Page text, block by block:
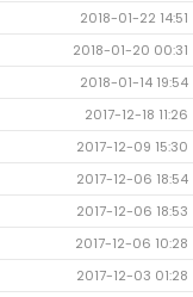
2018-01-22 14:51
2018-01-20 00:31
2018-01-14 19:54
2017-12-18 11:26
2017-12-09 15:30
2017-12-06 18:54
2017-12-06 18:53
2017-12-06 10:28
2017-12-03 01:28